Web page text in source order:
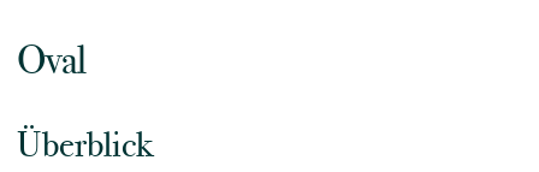
Oval
Überblick